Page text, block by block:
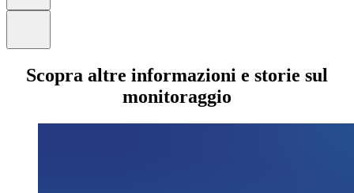
Scopra altre informazioni e storie sul
monitoraggio